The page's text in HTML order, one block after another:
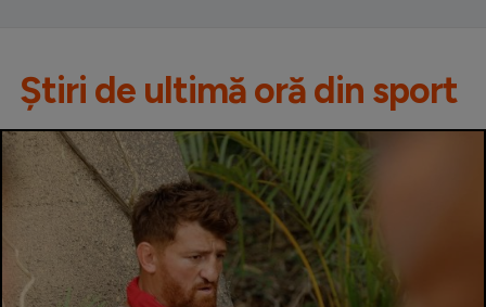
Știri de ultimă oră din sport